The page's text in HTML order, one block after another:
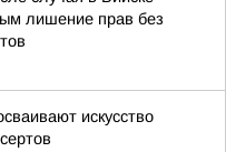
лишение прав без
искусство